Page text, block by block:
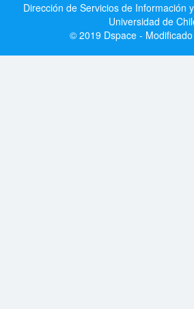
Dirección de Servicios de Información
Universidad de
© 2019 Dspace -